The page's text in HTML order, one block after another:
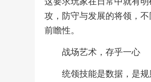
攻，防守与发展的将领，
前瞻性。
战场艺术，存乎一心
统领技能是数据，是